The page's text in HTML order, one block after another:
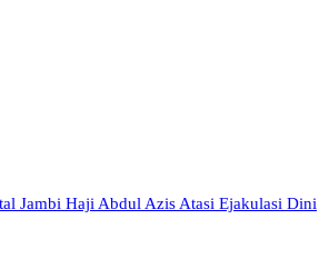
Jambi Haji Abdul Azis Atasi Ejakulasi Dini